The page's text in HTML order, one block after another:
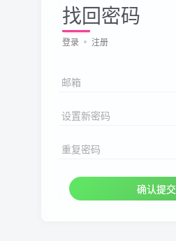
找回密码
登录 注册
邮箱
设置新密码
重复密码
确认提交